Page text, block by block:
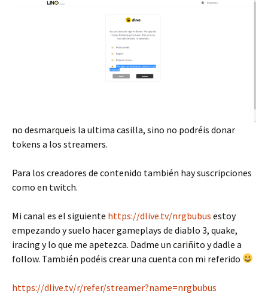
no desmarqueis la ultima casilla, sino no podréis donar
tokens a los streamers.
Para los creadores de contenido también hay suscripciones
como en twitch.
Mi canal es el siguiente https://dlive.tv/nrgbubus estoy
empezando y suelo hacer gameplays de diablo 3, quake,
iracing y lo que me apetezca. Dadme un cariñito y dadle a
follow. También podéis crear una cuenta con mi referido
https://dlive.tv/r/refer/streamer?name=nrgbubus